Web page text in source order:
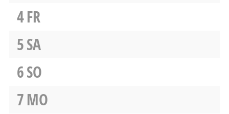
4FR
5SA
6SO
7MO